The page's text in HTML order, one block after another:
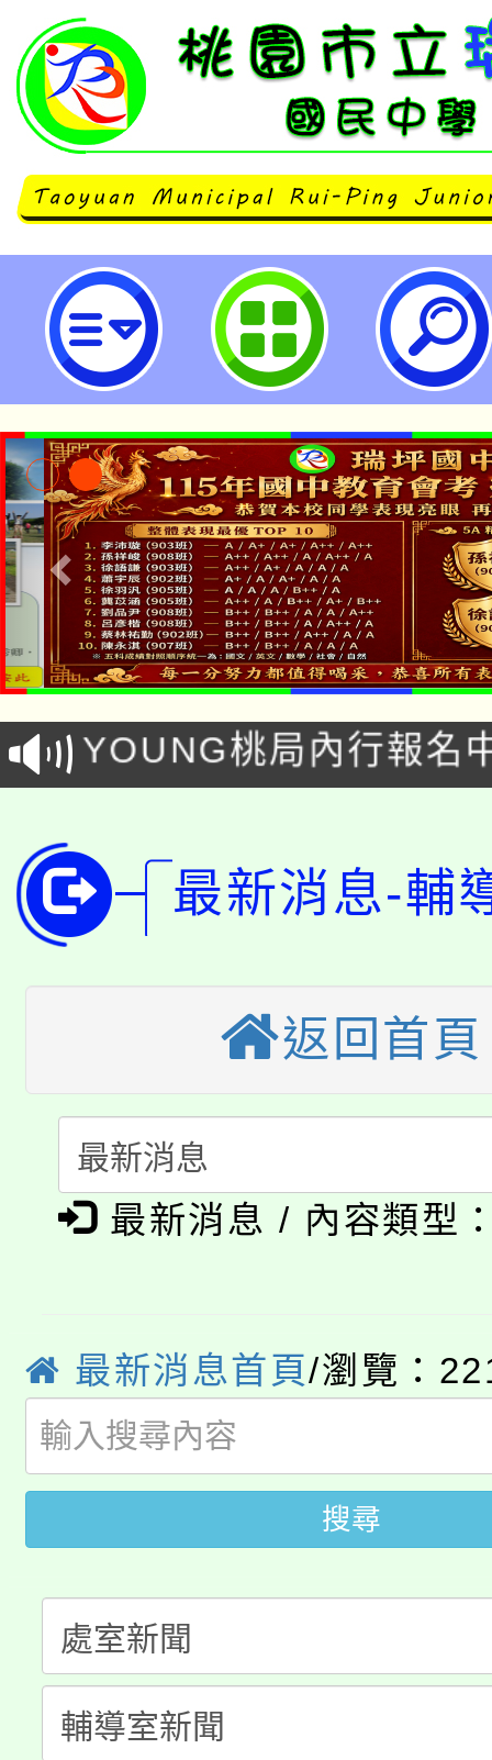
開平餐飲職業學校辦理「開平餐飲
營」-桃園市立瑞坪國民中學
「本色祭」8/29、30在
場熱烈登場!
8/21下午1時於龍潭區
徵才活動。
YOUNG桃局內行報名
局官網。
8月14至27日，桃園電
開!
115年桃園市運動會8/
田徑場及游泳池舉行。
桃園市低收入戶享有免
半價優惠，詳情可洽有
份教師增能研習
大溪自造教育及科技
份教師研習
淨零綠生活教案入校路
會
115年食農教育專業人
程
「本色祭」8/29、30在
場熱烈登場!
8/21下午1時於龍潭區
局官網。
開!
115年桃園市運動會8/
田徑場及游泳池舉行。
桃園市低收入戶享有免
視費優惠，中低收入戶
者。
大園自造教育及科技中
大溪自造教育及科技中
份教師研習
淨零綠生活教案入校路
會
115年食農教育專業人
程
最新消息-輔
返回首頁
最新消息 / 內容類型
最新消息首頁/瀏覽：
搜尋